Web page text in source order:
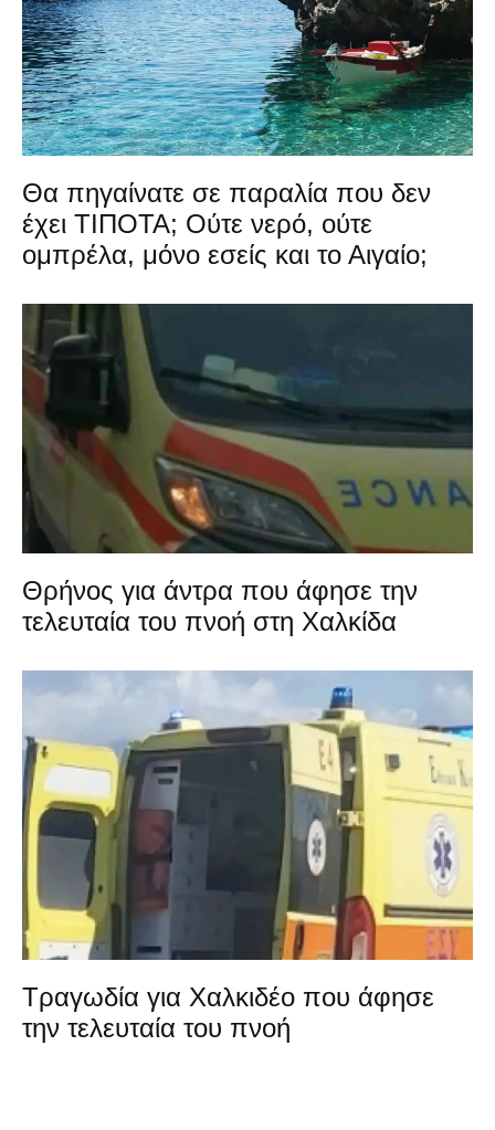
Θα πηγαίνατε σε παραλία που δεν
έχει ΤΙΠΟΤΑ; Ούτε νερό, ούτε
ομπρέλα, μόνο εσείς και το Αιγαίο;
Θρήνος για άντρα που άφησε την
τελευταία του πνοή στη Χαλκίδα
Τραγωδία για Χαλκιδέο που άφησε
την τελευταία του πνοή